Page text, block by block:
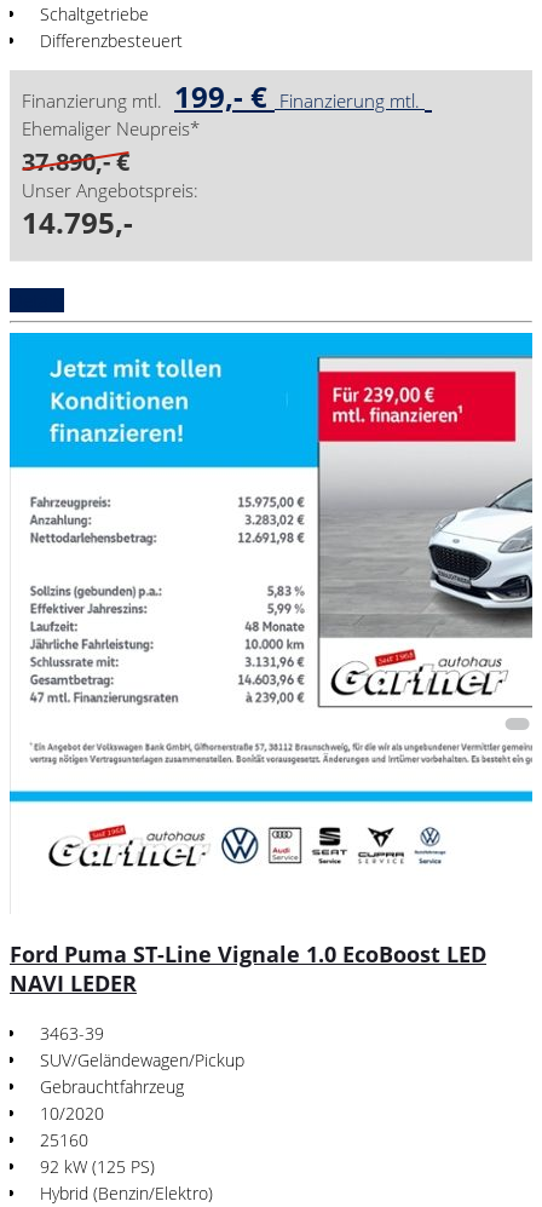
Schaltgetriebe
Differenzbesteuert
Finanzierung mtl. 199,- € Finanzierung mtl.
Ehemaliger Neupreis*
37.890,- €
Unser Angebotspreis:
14.795,-
Ford Puma ST-Line Vignale 1.0 EcoBoost LED
NAVI LEDER
3463-39
SUV/Geländewagen/Pickup
Gebrauchtfahrzeug
10/2020
25160
92 kW (125 PS)
Hybrid (Benzin/Elektro)